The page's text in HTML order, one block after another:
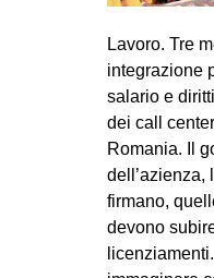
Lavoro. Tre
integrazione
salario e
dei call
Romania. Il
dell’azienza,
firmano,
devono